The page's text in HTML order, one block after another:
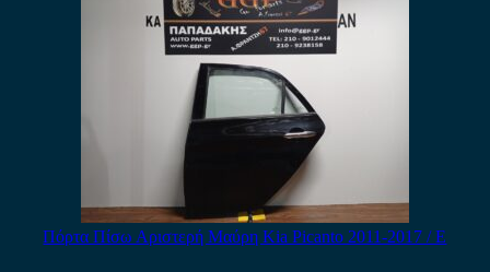
Πόρτα Πίσω Αριστερή Μαύρη Kia Picanto 2011-2017 / Ε